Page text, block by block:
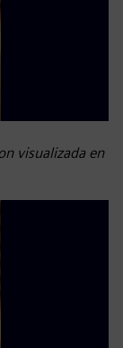
visualizada en